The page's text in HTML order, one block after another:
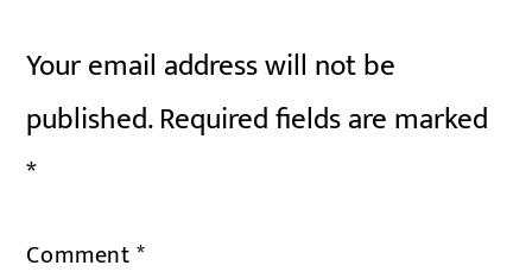
Your email address will not be
published.Required fields are marked
*
Comment*